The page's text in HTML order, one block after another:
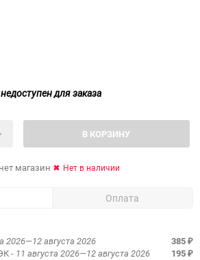
для заказа
В КОРЗИНУ
магазин Нет в наличии
Оплата
2026—12 августа 2026 385 ₽
- 11 августа 2026—12 августа 2026 195 ₽